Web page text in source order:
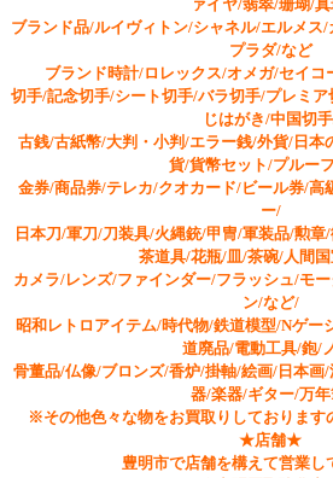
ァイヤ/翡翠/珊瑚/
ブランド品/ルイヴィトン/シャネル/エルメス
プラダ/など
ブランド時計/ロレックス/オメガ/セイコ
切手/記念切手/シート切手/バラ切手/プレミ
じはがき/中国切
古銭/古紙幣/大判・小判/エラー銭/外貨/日本
貨/貨幣セット/プルー
金券/商品券/テレカ/クオカード/ビール券/高
ー/
日本刀/軍刀/刀装具/火縄銃/甲冑/軍装品/勲
茶道具/花瓶/皿/茶碗/人間
カメラ/レンズ/ファインダー/フラッシュ/モ
ン/など/
昭和レトロアイテム/時代物/鉄道模型/Nゲー
道廃品/電動工具/鉋/
骨董品/仏像/ブロンズ/香炉/掛軸/絵画/日本画
器/楽器/ギター/万
※その他色々な物をお買取りしております
★店舗★
豊明市で店舗を構えて営業し